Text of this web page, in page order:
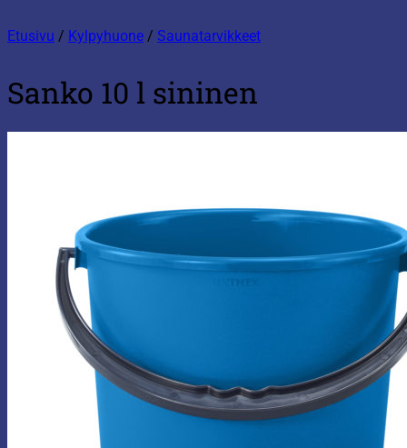
Etusivu / Kylpyhuone / Saunatarvikkeet
Sanko 10 l sininen